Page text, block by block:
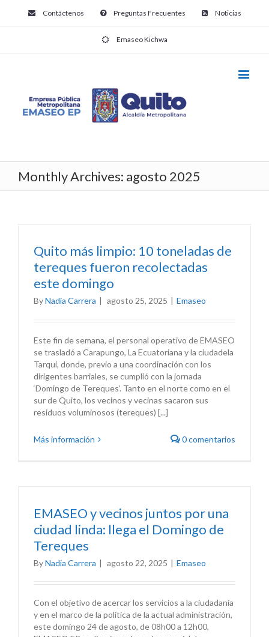
Contáctenos Preguntas Frecuentes Noticias
Emaseo Kichwa
Monthly Archives: agosto 2025
Quito más limpio: 10 toneladas de
tereques fueron recolectadas
este domingo
ByNadia Carrera | agosto 25, 2025 | Emaseo
Este fin de semana, el personal operativo de EMASEO
se trasladó a Carapungo, La Ecuatoriana y la ciudadela
Tarqui, donde, previo a una coordinación con los
dirigentes barriales, se cumplió con la jornada
‘Domingo de Tereques’. Tanto en el norte como en el
sur de Quito, los vecinos y vecinas sacaron sus
residuos voluminosos (tereques) [...]
Más información 0 comentarios
EMASEO y vecinos juntos por una
ciudad linda: llega el Domingo de
Tereques
ByNadia Carrera | agosto 22, 2025 | Emaseo
Con el objetivo de acercar los servicios a la ciudadanía
y en el marco de la política de la actual administración,
este domingo 24 de agosto, de 08h00 a 12h00,